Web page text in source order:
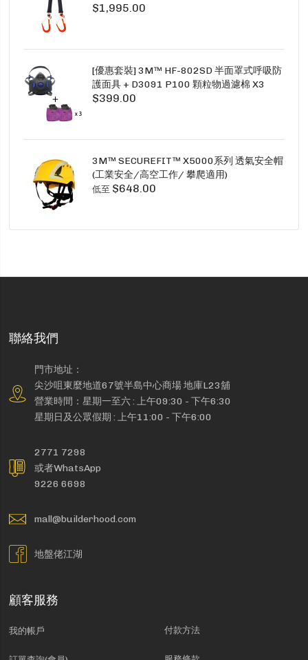
1.5M TWINS
$1,995.00
[優惠套裝] 3M™ HF-802SD 半面罩式呼吸防
護面具 + D3091 P100 顆粒物過濾棉 X3
SECURE CLICK HF-802SD HF-800SD 系列
$399.00
3M™ SECUREFIT™ X5000系列 透氣安全帽
(工業安全/高空工作/ 攀爬適用)
低至 $648.00
聯絡我們
門市地址：
尖沙咀東麼地道67號半島中心商場 地庫L23舖
營業時間：星期一至六 : 上午09:30 - 下午6:30
星期日及公眾假期 : 上午11:00 - 下午6:00
2771 7298
或者WhatsApp
9226 6698
mall@builderhood.com
地盤佬江湖
顧客服務
我的帳戶 付款方法